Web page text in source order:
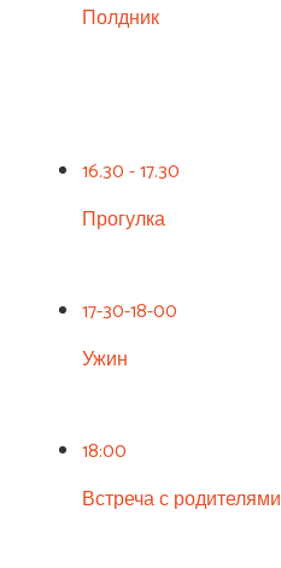
Полдник
16.30 - 17.30
Прогулка
17-30-18-00
Ужин
18:00
Встреча с родителями